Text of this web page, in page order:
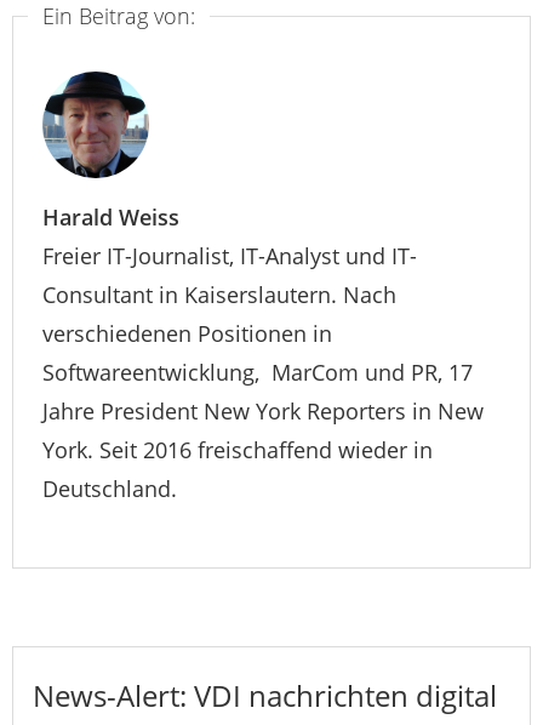
Ein Beitrag von:
Harald Weiss
Freier IT-Journalist, IT-Analyst und IT-
Consultant in Kaiserslautern. Nach
verschiedenen Positionen in
Softwareentwicklung, MarCom und PR, 17
Jahre President New York Reporters in New
York. Seit 2016 freischaffend wieder in
Deutschland.
News-Alert: VDI nachrichten digital